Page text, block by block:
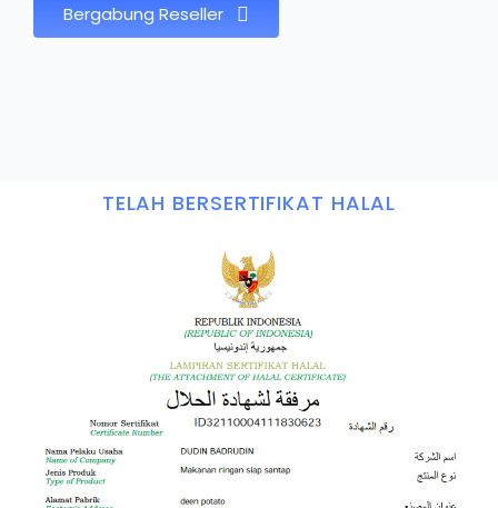
Bergabung Reseller
TELAH BERSERTIFIKAT HALAL